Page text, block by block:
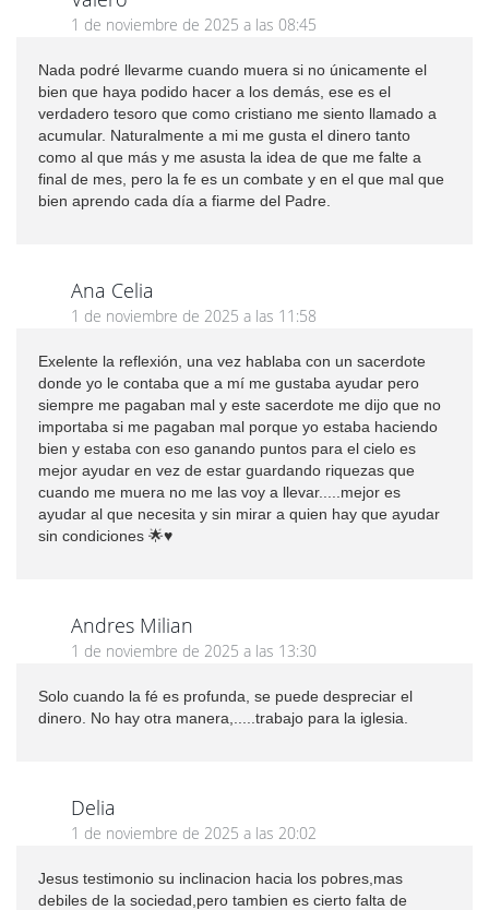
1 de noviembre de 2025 a las 08:45
Nada podré llevarme cuando muera si no únicamente el
bien que haya podido hacer a los demás, ese es el
verdadero tesoro que como cristiano me siento llamado a
acumular. Naturalmente a mi me gusta el dinero tanto
como al que más y me asusta la idea de que me falte a
final de mes, pero la fe es un combate y en el que mal que
bien aprendo cada día a fiarme del Padre.
Ana Celia
1 de noviembre de 2025 a las 11:58
Exelente la reflexión, una vez hablaba con un sacerdote
donde yo le contaba que a mí me gustaba ayudar pero
siempre me pagaban mal y este sacerdote me dijo que no
importaba si me pagaban mal porque yo estaba haciendo
bien y estaba con eso ganando puntos para el cielo es
mejor ayudar en vez de estar guardando riquezas que
cuando me muera no me las voy a llevar.....mejor es
ayudar al que necesita y sin mirar a quien hay que ayudar
sin condiciones 🌟♥️
Andres Milian
1 de noviembre de 2025 a las 13:30
Solo cuando la fé es profunda, se puede despreciar el
dinero. No hay otra manera,.....trabajo para la iglesia.
Delia
1 de noviembre de 2025 a las 20:02
Jesus testimonio su inclinacion hacia los pobres,mas
debiles de la sociedad,pero tambien es cierto falta de